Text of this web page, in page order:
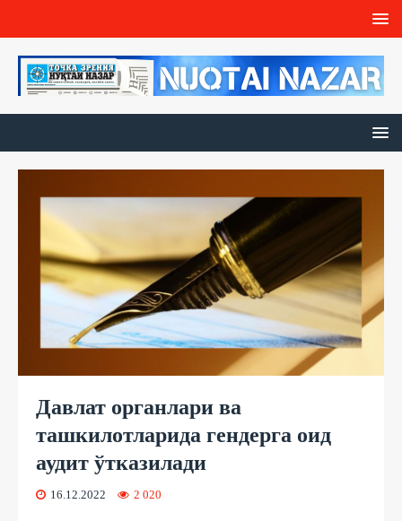
Давлат органлари ва
ташкилотларида гендерга оид
аудит ўтказилади
16.12.2022 2 020